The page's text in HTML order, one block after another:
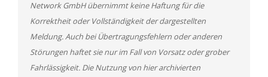
Network GmbH übernimmt keine Haftung für die
Korrektheit oder Vollständigkeit der dargestellten
Meldung. Auch bei Übertragungsfehlern oder anderen
Störungen haftet sie nur im Fall von Vorsatz oder grober
Fahrlässigkeit. Die Nutzung von hier archivierten